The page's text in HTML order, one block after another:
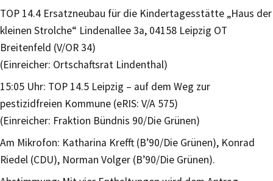
TOP 14.4 Ersatzneubau für die Kindertagesstätte „Haus der
kleinen Strolche“ Lindenallee 3a, 04158 Leipzig OT
Breitenfeld (V/OR 34)
(Einreicher: Ortschaftsrat Lindenthal)
15:05 Uhr: TOP 14.5 Leipzig – auf dem Weg zur
pestizidfreien Kommune (eRIS: V/A 575)
(Einreicher: Fraktion Bündnis 90/Die Grünen)
Am Mikrofon: Katharina Krefft (B’90/Die Grünen), Konrad
Riedel (CDU), Norman Volger (B’90/Die Grünen).